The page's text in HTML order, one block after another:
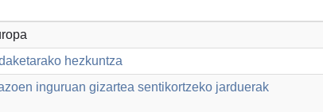
hezkuntza
inguruan gizartea sentikortzeko jarduerak